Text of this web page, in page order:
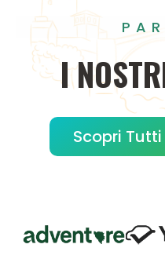
I
Scopri